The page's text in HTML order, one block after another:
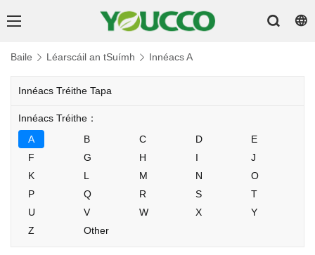
Baile Léarscáil an tSuímh Innéacs A
Innéacs Tréithe Tapa
Innéacs Tréithe：
A
B C D
E
F
G H I
J
K
L M N
O
P
Q R S
T
U
V W X
Y
Z
Other